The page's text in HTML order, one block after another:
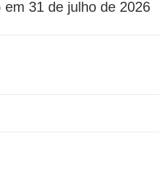
31 de julho de 2026